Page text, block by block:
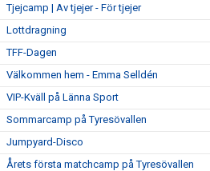
Tjejcamp | Av tjejer - För tjejer
Lottdragning
TFF-Dagen
Välkommen hem - Emma Selldén
VIP-Kväll på Länna Sport
Sommarcamp på Tyresövallen
Jumpyard-Disco
Årets första matchcamp på Tyresövallen